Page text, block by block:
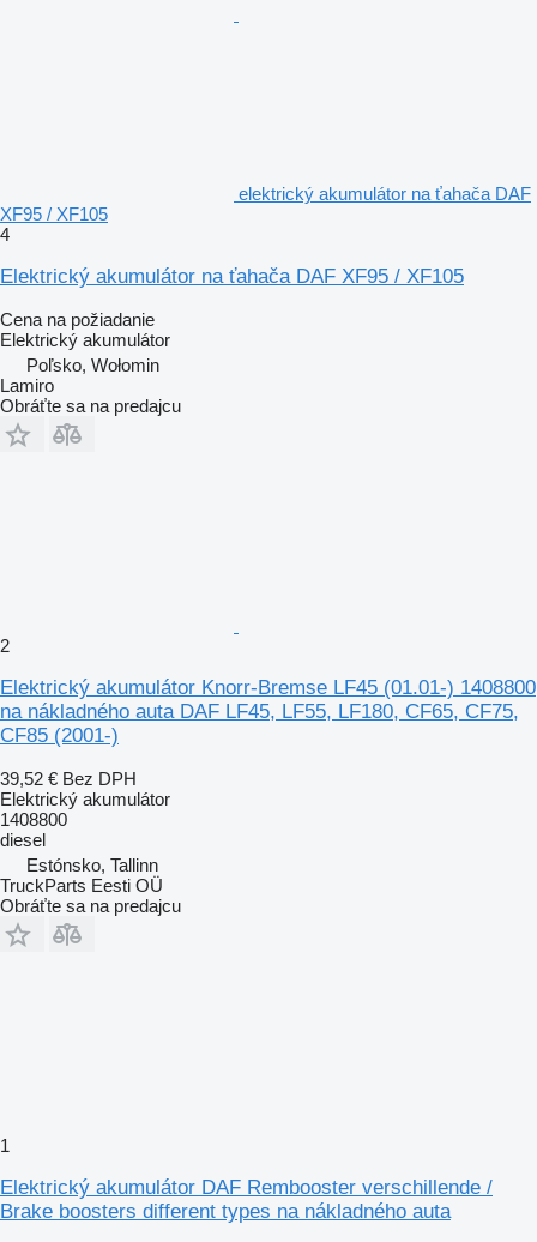
elektrický akumulátor na ťahača DAF
XF95 / XF105
4
Elektrický akumulátor na ťahača DAF XF95 / XF105
Cena na požiadanie
Elektrický akumulátor
Poľsko, Wołomin
Lamiro
Obráťte sa na predajcu
2
Elektrický akumulátor Knorr-Bremse LF45 (01.01-) 1408800
na nákladného auta DAF LF45, LF55, LF180, CF65, CF75,
CF85 (2001-)
39,52 € Bez DPH
Elektrický akumulátor
1408800
diesel
Estónsko, Tallinn
TruckParts Eesti OÜ
Obráťte sa na predajcu
1
Elektrický akumulátor DAF Rembooster verschillende /
Brake boosters different types na nákladného auta